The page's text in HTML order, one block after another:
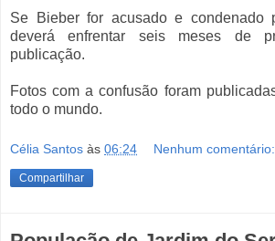
Se Bieber for acusado e condenado
deverá enfrentar seis meses de
publicação.
Fotos com a confusão foram
todo o mundo.
Célia Santos às 06:24 Nenhum comentário:
Compartilhar